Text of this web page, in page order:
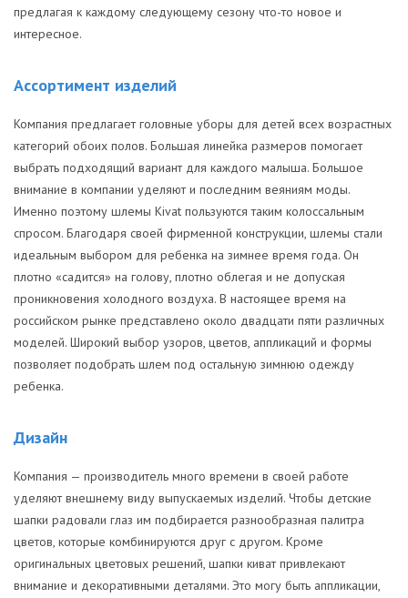
предлагая к каждому следующему сезону что-то новое и
интересное.
Ассортимент изделий
Компания предлагает головные уборы для детей всех возрастных
категорий обоих полов. Большая линейка размеров помогает
выбрать подходящий вариант для каждого малыша. Большое
внимание в компании уделяют и последним веяниям моды.
Именно поэтому шлемы Kivat пользуются таким колоссальным
спросом. Благодаря своей фирменной конструкции, шлемы стали
идеальным выбором для ребенка на зимнее время года. Он
плотно «садится» на голову, плотно облегая и не допуская
проникновения холодного воздуха. В настоящее время на
российском рынке представлено около двадцати пяти различных
моделей. Широкий выбор узоров, цветов, аппликаций и формы
позволяет подобрать шлем под остальную зимнюю одежду
ребенка.
Дизайн
Компания — производитель много времени в своей работе
уделяют внешнему виду выпускаемых изделий. Чтобы детские
шапки радовали глаз им подбирается разнообразная палитра
цветов, которые комбинируются друг с другом. Кроме
оригинальных цветовых решений, шапки киват привлекают
внимание и декоративными деталями. Это могу быть аппликации,